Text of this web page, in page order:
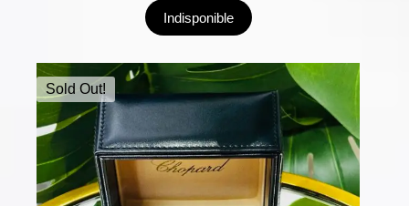
Indisponible
Sold Out!